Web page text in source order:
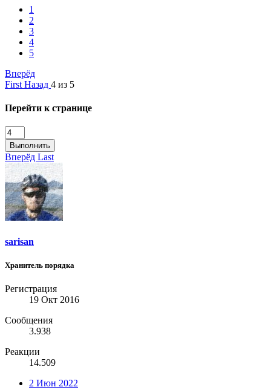
1
2
3
4
5
Вперёд
First Назад 4 из 5
Перейти к странице
Выполнить
Вперёд Last
sarisan
Хранитель порядка
Регистрация
19 Окт 2016
Сообщения
3.938
Реакции
14.509
2 Июн 2022